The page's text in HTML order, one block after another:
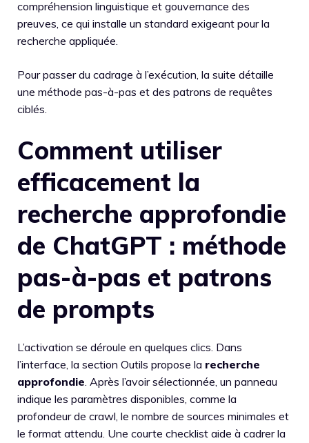
compréhension linguistique et gouvernance des
preuves, ce qui installe un standard exigeant pour la
recherche appliquée.
Pour passer du cadrage à l’exécution, la suite détaille
une méthode pas-à-pas et des patrons de requêtes
ciblés.
Comment utiliser
efficacement la
recherche approfondie
de ChatGPT : méthode
pas-à-pas et patrons
de prompts
L’activation se déroule en quelques clics. Dans
l’interface, la section Outils propose la recherche
approfondie. Après l’avoir sélectionnée, un panneau
indique les paramètres disponibles, comme la
profondeur de crawl, le nombre de sources minimales et
le format attendu. Une courte checklist aide à cadrer la